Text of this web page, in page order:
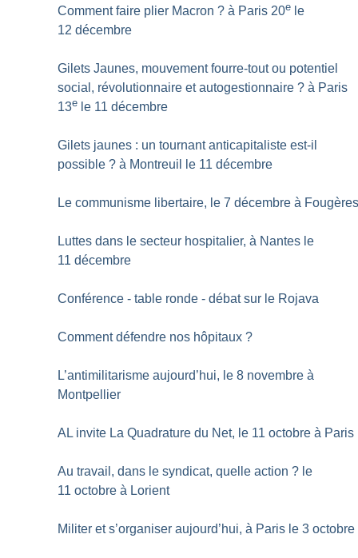
Comment faire plier Macron ? à Paris 20e le
12 décembre
Gilets Jaunes, mouvement fourre-tout ou potentiel
social, révolutionnaire et autogestionnaire ? à Paris
13e le 11 décembre
Gilets jaunes : un tournant anticapitaliste est-il
possible ? à Montreuil le 11 décembre
Le communisme libertaire, le 7 décembre à
Luttes dans le secteur hospitalier, à Nantes le
11 décembre
Conférence - table ronde - débat sur le Rojava
Comment défendre nos hôpitaux ?
L’antimilitarisme aujourd’hui, le 8 novembre à
Montpellier
AL invite La Quadrature du Net, le 11 octobre à Paris
Au travail, dans le syndicat, quelle action ? le
11 octobre à Lorient
Militer et s’organiser aujourd’hui, à Paris le 3 octobre